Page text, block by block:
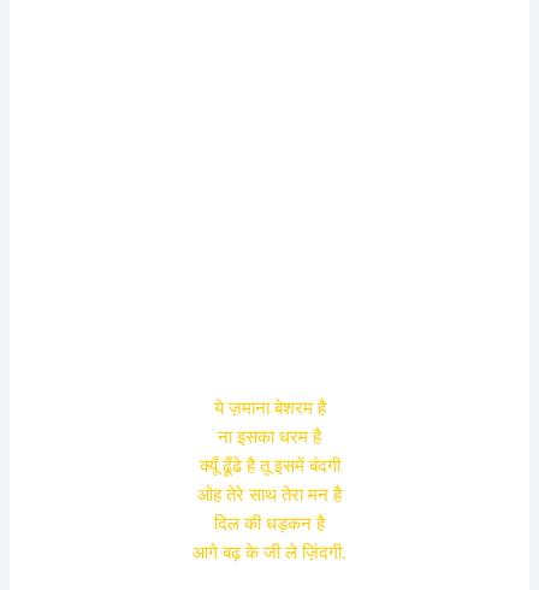
ये ज़माना बेशरम है
ना इसका धरम है
क्यूँ ढूँढे है तू इसमें बंदगी
ओह तेरे साथ तेरा मन है
दिल की धड़कन है
आगे बढ़ के जी ले ज़िंदगी.